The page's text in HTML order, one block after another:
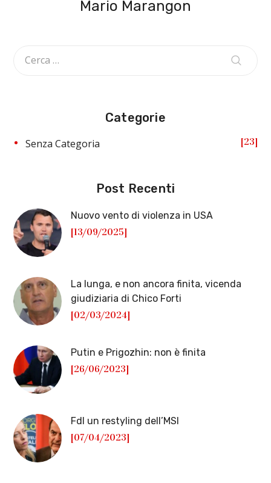
Mario Marangon
Categorie
Senza Categoria 23
Post Recenti
Nuovo vento di violenza in USA
[13/09/2025]
La lunga, e non ancora finita, vicenda
giudiziaria di Chico Forti
[02/03/2024]
Putin e Prigozhin: non è finita
[26/06/2023]
FdI un restyling dell’MSI
[07/04/2023]